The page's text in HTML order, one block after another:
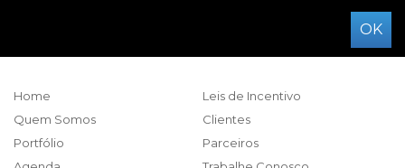
Home
Quem Somos
Portfólio
Leis de Incentivo
Clientes
Parceiros